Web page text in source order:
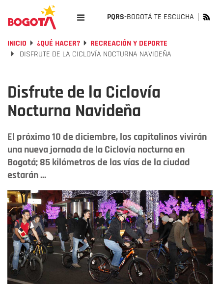
PQRS-BOGOTÁ TE ESCUCHA
INICIO ¿QUÉ HACER?
RECREACIÓN Y DEPORTE
DISFRUTE DE LA CICLOVÍA NOCTURNA NAVIDEÑA
Disfrute de la Ciclovía
Nocturna Navideña
El próximo 10 de diciembre, los capitalinos vivirán
una nueva jornada de la Ciclovía nocturna en
Bogotá; 85 kilómetros de las vías de la ciudad
estarán ...